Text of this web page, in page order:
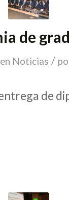
de
en Noticias /
de